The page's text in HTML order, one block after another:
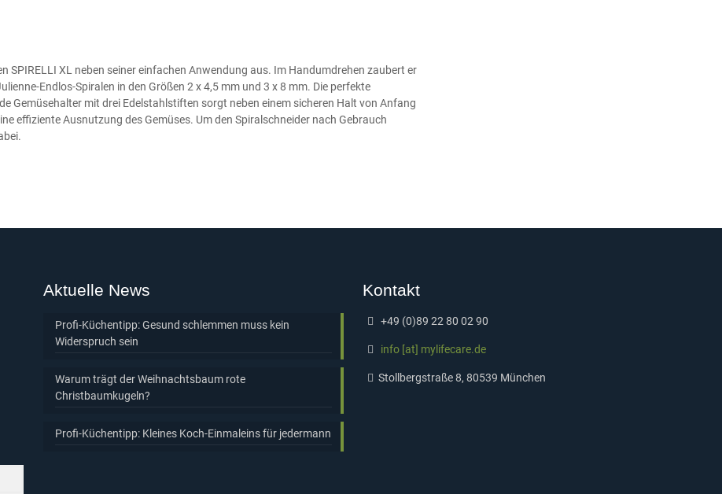
SPIRELLI XL neben seiner einfachen Anwendung aus. Im Handumdrehen zaubert er
Endlos-Spiralen in den Größen 2 x 4,5 mm und 3 x 8 mm. Die perfekte
Gemüsehalter mit drei Edelstahlstiften sorgt neben einem sicheren Halt von Anfang
effiziente Ausnutzung des Gemüses. Um den Spiralschneider nach Gebrauch
Aktuelle News
Profi-Küchentipp: Gesund schlemmen muss kein
Widerspruch sein
Warum trägt der Weihnachtsbaum rote
Christbaumkugeln?
Profi-Küchentipp: Kleines Koch-Einmaleins für jedermann
Kontakt
+49 (0)89 22 80 02 90
info [at] mylifecare.de
Stollbergstraße 8, 80539 München